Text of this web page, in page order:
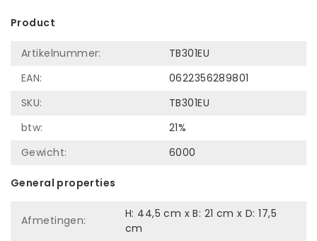
Product
Artikelnummer:
TB301EU
EAN:
0622356289801
SKU:
TB301EU
btw:
21%
Gewicht:
6000
General properties
Afmetingen:
H: 44,5 cm x B: 21 cm x D: 17,5
cm